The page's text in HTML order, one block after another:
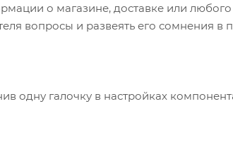
о магазине, доставке или любого
вопросы и развеять его сомнения в
одну галочку в настройках